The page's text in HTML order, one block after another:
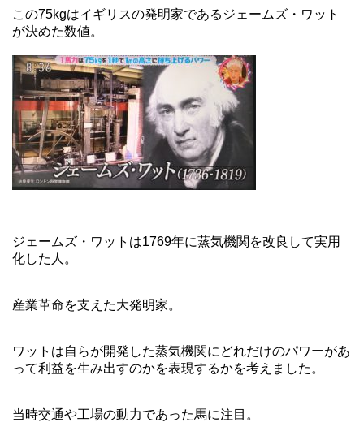
この75kgはイギリスの発明家であるジェームズ・ワット
が決めた数値。
ジェームズ・ワットは1769年に蒸気機関を改良して実用
化した人。
産業革命を支えた大発明家。
ワットは自らが開発した蒸気機関にどれだけのパワーがあ
って利益を生み出すのかを表現するかを考えました。
当時交通や工場の動力であった馬に注目。